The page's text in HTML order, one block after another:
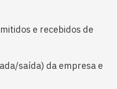
e recebidos de
saída) da empresa e